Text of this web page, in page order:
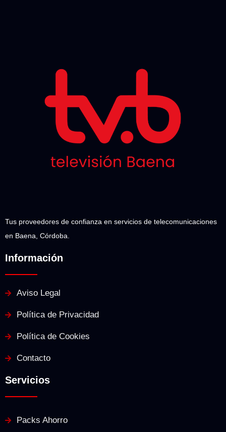
Tus proveedores de confianza en servicios de telecomunicaciones
en Baena, Córdoba.
Información
Aviso Legal
Política de Privacidad
Política de Cookies
Contacto
Servicios
Packs Ahorro